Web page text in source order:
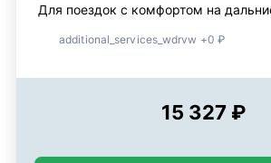
Для поездок с комфортом на
additional_services_wdrvw +0 ₽
15 327 ₽